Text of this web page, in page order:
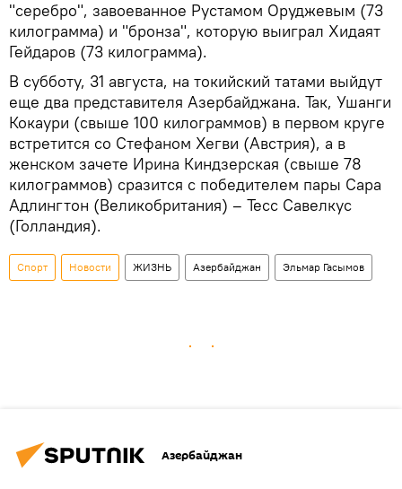
"серебро", завоеванное Рустамом Оруджевым (73
килограмма) и "бронза", которую выиграл Хидаят
Гейдаров (73 килограмма).
В субботу, 31 августа, на токийский татами выйдут
еще два представителя Азербайджана. Так, Ушанги
Кокаури (свыше 100 килограммов) в первом круге
встретится со Стефаном Хегви (Австрия), а в
женском зачете Ирина Киндзерская (свыше 78
килограммов) сразится с победителем пары Сара
Адлингтон (Великобритания) – Тесс Савелкус
(Голландия).
Спорт Новости ЖИЗНЬ Азербайджан Эльмар Гасымов
Азербайджан